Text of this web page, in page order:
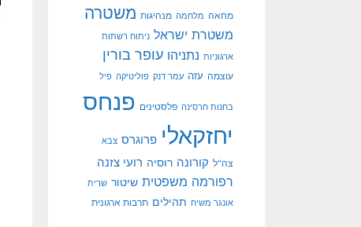
מחאה מלחמה מנהיגות משטרה
משטרת ישראל ניתוח רשתות
ארגוניות נתניהו עופר בורין
עוצמה עזה עמר דנק פוליטיקה פיל
בחנות חרסינה פלסטינים פנחס
יחזקאלי פרוגרס צבא
צה"ל קורונה רוסיה רועי צזנה
רפורמה משפטית שיטור שרית
אונגר משיח תהילים תרבות ארגונית